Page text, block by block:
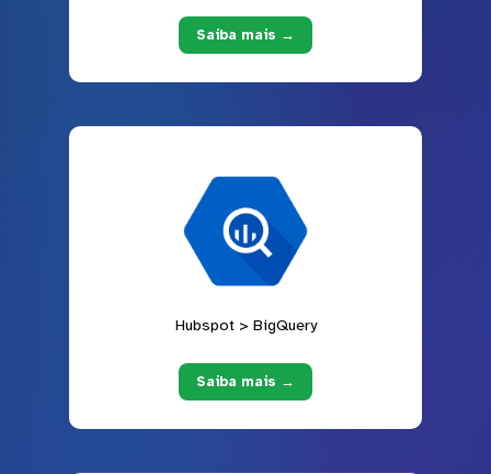
Saiba mais →
Hubspot > BigQuery
Saiba mais →